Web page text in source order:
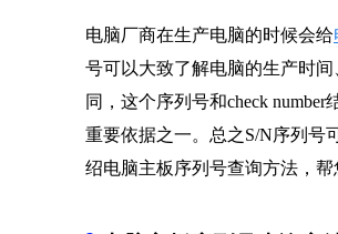
电脑厂商在生产电脑的时候会给
号可以大致了解电脑的生产时
同，这个序列号和check
重要依据之一。总之S/N序列号
绍电脑主板序列号查询方法，帮